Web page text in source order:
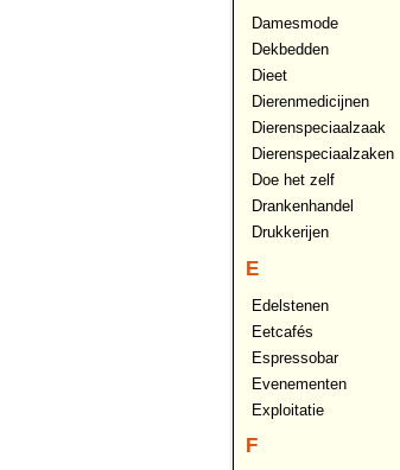
Damesmode
Dekbedden
Dieet
Dierenmedicijnen
Dierenspeciaalzaak
Dierenspeciaalzaken
Doe het zelf
Drankenhandel
Drukkerijen
E
Edelstenen
Eetcafés
Espressobar
Evenementen
Exploitatie
F